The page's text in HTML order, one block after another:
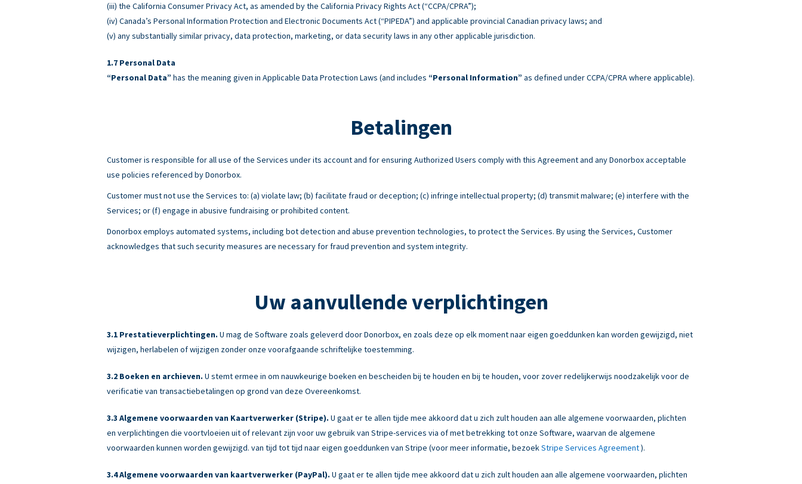
(iii) the California Consumer Privacy Act, as amended by the California Privacy Rights Act (“CCPA/CPRA”);
(iv) Canada’s Personal Information Protection and Electronic Documents Act (“PIPEDA”) and applicable provincial Canadian privacy laws; and
(v) any substantially similar privacy, data protection, marketing, or data security laws in any other applicable jurisdiction.
Personal Data
“Personal Data” has the meaning given in Applicable Data Protection Laws (and includes “Personal Information” as defined under CCPA/CPRA where applicable).
Betalingen
Customer is responsible for all use of the Services under its account and for ensuring Authorized Users comply with this Agreement and any Donorbox acceptable
use policies referenced by Donorbox.
Customer must not use the Services to: (a) violate law; (b) facilitate fraud or deception; (c) infringe intellectual property; (d) transmit malware; (e) interfere with the
Services; or (f) engage in abusive fundraising or prohibited content.
Donorbox employs automated systems, including bot detection and abuse prevention technologies, to protect the Services. By using the Services, Customer
acknowledges that such security measures are necessary for fraud prevention and system integrity.
Uw aanvullende verplichtingen
Prestatieverplichtingen. U mag de Software zoals geleverd door Donorbox, en zoals deze op elk moment naar eigen goeddunken kan worden gewijzigd, niet
wijzigen, herlabelen of wijzigen zonder onze voorafgaande schriftelijke toestemming.
Boeken en archieven. U stemt ermee in om nauwkeurige boeken en bescheiden bij te houden en bij te houden, voor zover redelijkerwijs noodzakelijk voor de
verificatie van transactiebetalingen op grond van deze Overeenkomst.
Algemene voorwaarden van Kaartverwerker (Stripe). U gaat er te allen tijde mee akkoord dat u zich zult houden aan alle algemene voorwaarden, plichten
en verplichtingen die voortvloeien uit of relevant zijn voor uw gebruik van Stripe-services via of met betrekking tot onze Software, waarvan de algemene
voorwaarden kunnen worden gewijzigd. van tijd tot tijd naar eigen goeddunken van Stripe (voor meer informatie, bezoekStripe Services Agreement).
Algemene voorwaarden van kaartverwerker (PayPal). U gaat er te allen tijde mee akkoord dat u zich zult houden aan alle algemene voorwaarden, plichten